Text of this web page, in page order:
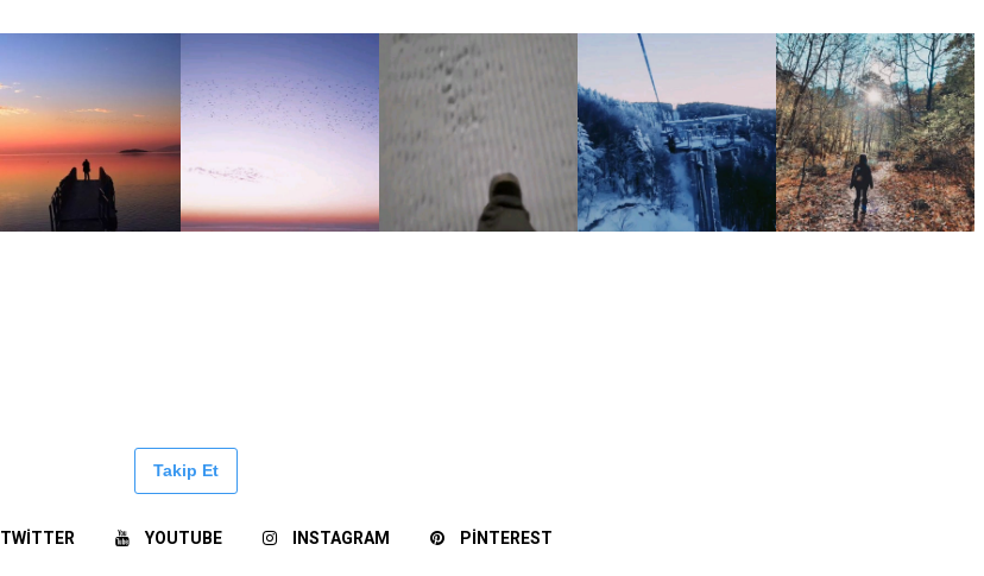
Takip Et
TWITTER YOUTUBE INSTAGRAM PINTEREST